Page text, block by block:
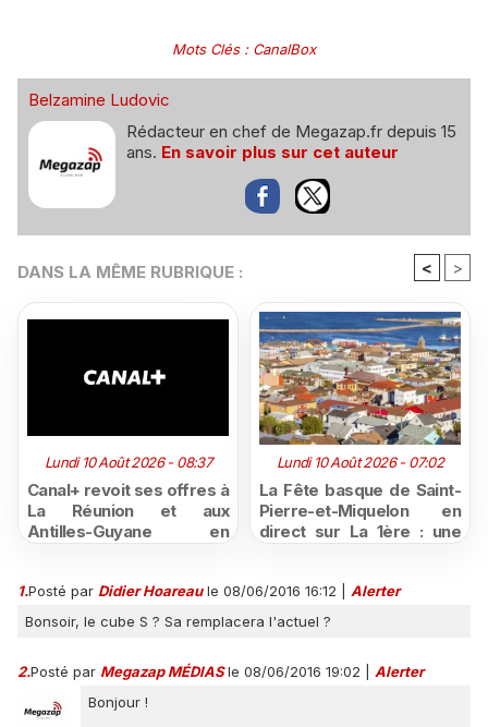
Mots Clés: CanalBox
Belzamine Ludovic
Rédacteur en chef de Megazap.fr depuis 15
ans. En savoir plus sur cet auteur
DANS LA MÊME RUBRIQUE : < >
Lundi 10 Août 2026 - 08:37
Canal+ revoit ses offres à
La Réunion et aux
Antilles-Guyane en
premium
Lundi 10 Août 2026 - 07:02
La Fête basque de Saint-
Pierre-et-Miquelon en
direct sur La 1ère : une
vivre du 10 au 16 août
1.Posté par Didier Hoareau le 08/06/2016 16:12
Alerter
Bonsoir, le cube S ? Sa remplacera l'actuel ?
2.Posté par Megazap MÉDIASle 08/06/2016 19:02
Alerter
Bonjour !